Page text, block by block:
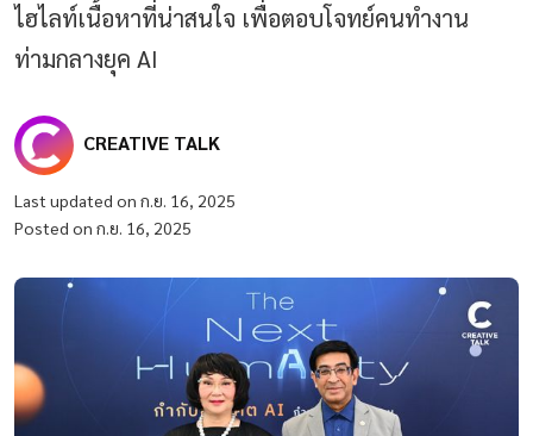
ไฮไลท์เนื้อหาที่น่าสนใจ เพื่อตอบโจทย์คนทำงาน
ท่ามกลางยุค AI
CREATIVE TALK
Last updated on ก.ย. 16, 2025
Posted on ก.ย. 16, 2025